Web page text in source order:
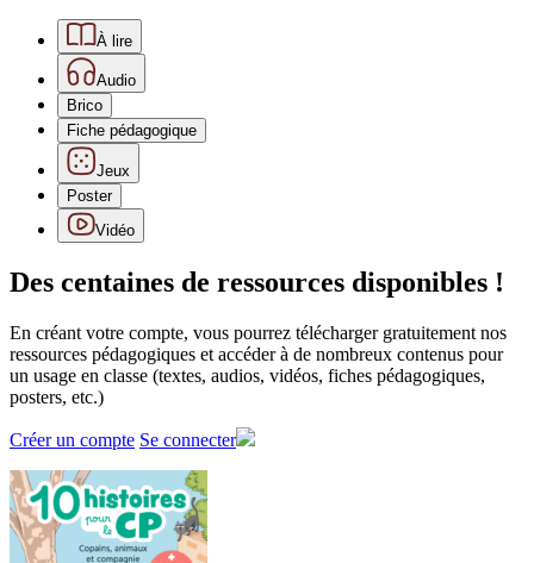
À lire
Audio
Brico
Fiche pédagogique
Jeux
Poster
Vidéo
Des centaines de ressources disponibles !
En créant votre compte, vous pourrez télécharger gratuitement nos
ressources pédagogiques et accéder à de nombreux contenus pour
un usage en classe (textes, audios, vidéos, fiches pédagogiques,
posters, etc.)
Créer un compte Se connecter